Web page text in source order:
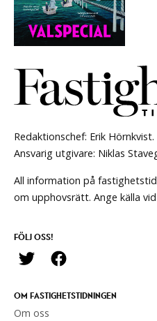
Redaktionschef: Erik Hörnkvist.
Ansvarig utgivare: Niklas
All information på
om upphovsrätt. Ange källa
FÖLJ OSS!
OM FASTIGHETSTIDNINGEN
Om oss